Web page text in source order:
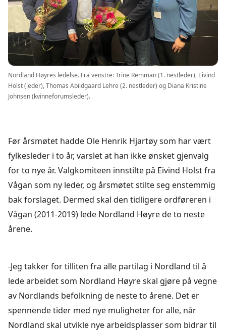
Nordland Høyres ledelse. Fra venstre: Trine Remman (1. nestleder), Eivind
Holst (leder), Thomas Abildgaard Lehre (2. nestleder) og Diana Kristine
Johnsen (kvinneforumsleder).
Før årsmøtet hadde Ole Henrik Hjartøy som har vært
fylkesleder i to år, varslet at han ikke ønsket gjenvalg
for to nye år. Valgkomiteen innstilte på Eivind Holst fra
Vågan som ny leder, og årsmøtet stilte seg enstemmig
bak forslaget. Dermed skal den tidligere ordføreren i
Vågan (2011-2019) lede Nordland Høyre de to neste
årene.
-Jeg takker for tilliten fra alle partilag i Nordland til å
lede arbeidet som Nordland Høyre skal gjøre på vegne
av Nordlands befolkning de neste to årene. Det er
spennende tider med nye muligheter for alle, når
Nordland skal utvikle nye arbeidsplasser som bidrar til